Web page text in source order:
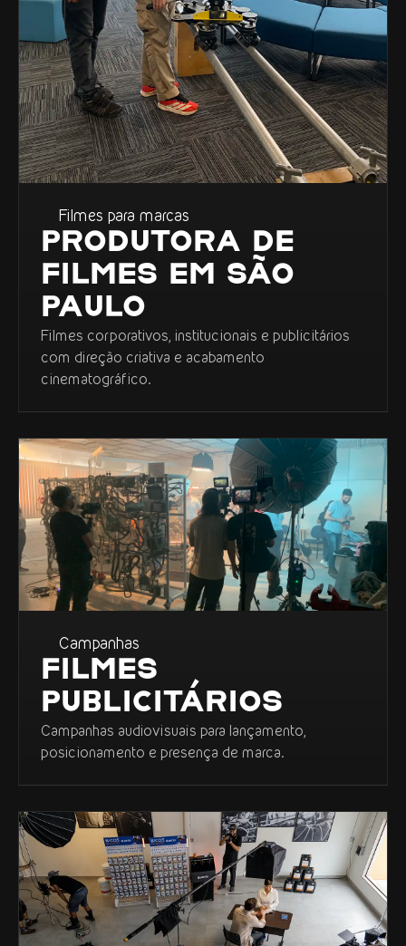
Filmes para marcas
PRODUTORA DE
FILMES EM SÃO
PAULO
Filmes corporativos, institucionais e publicitários
com direção criativa e acabamento
cinematográfico.
Campanhas
FILMES
PUBLICITÁRIOS
Campanhas audiovisuais para lançamento,
posicionamento e presença de marca.